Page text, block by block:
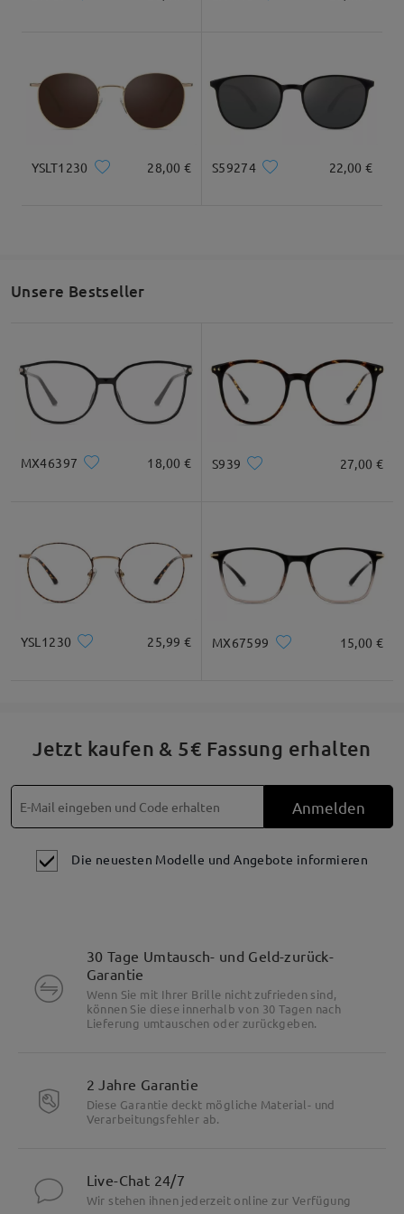
Empfehlung zur Gesichtsform
Produktbeschreibung
Besonderheiten
YSLT1230 28,00 € S59274 22,00 €
Unsere Bestseller
MX46397 18,00 € S939 27,00 €
YSL1230 25,99 € MX67599 15,00 €
Jetzt kaufen & 5€ Fassung erhalten
Anmelden
Die neuesten Modelle und Angebote informieren
30 Tage Umtausch- und Geld-zurück-
Garantie
Wenn Sie mit Ihrer Brille nicht zufrieden sind,
können Sie diese innerhalb von 30 Tagen nach
Lieferung umtauschen oder zurückgeben.
2 Jahre Garantie
Diese Garantie deckt mögliche Material- und
Verarbeitungsfehler ab.
Live-Chat 24/7
Wir stehen ihnen jederzeit online zur Verfügung